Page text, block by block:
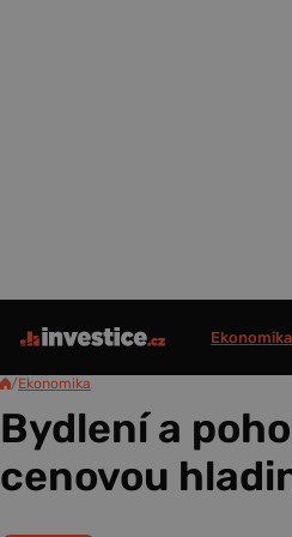
Ekonomika
/Ekonomika
Bydlení a
cenovou